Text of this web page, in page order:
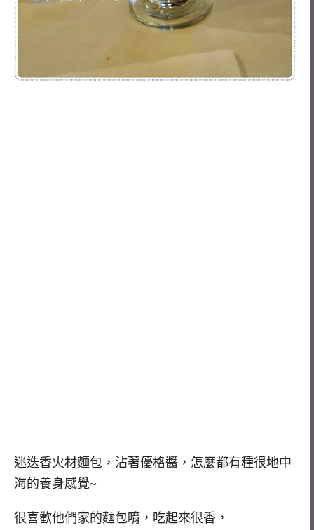
迷迭香火材麵包，沾著優格醬，怎麼都有種很地中
海的養身感覺~
很喜歡他們家的麵包唷，吃起來很香，